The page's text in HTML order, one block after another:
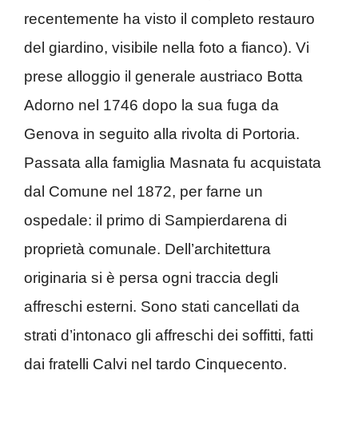
recentemente ha visto il completo restauro
del giardino, visibile nella foto a fianco). Vi
prese alloggio il generale austriaco Botta
Adorno nel 1746 dopo la sua fuga da
Genova in seguito alla rivolta di Portoria.
Passata alla famiglia Masnata fu acquistata
dal Comune nel 1872, per farne un
ospedale: il primo di Sampierdarena di
proprietà comunale. Dell’architettura
originaria si è persa ogni traccia degli
affreschi esterni. Sono stati cancellati da
strati d’intonaco gli affreschi dei soffitti, fatti
dai fratelli Calvi nel tardo Cinquecento.